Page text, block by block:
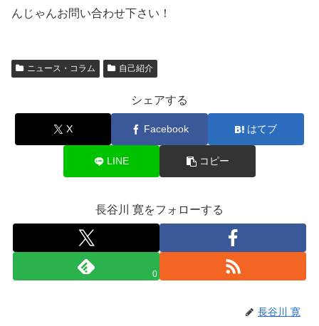
んじゃんお問い合わせ下さい！
ニュース・コラム 自己紹介
シェアする
X Facebook はてブ
LINE コピー
長谷川 寛をフォローする
0
長谷川 寛